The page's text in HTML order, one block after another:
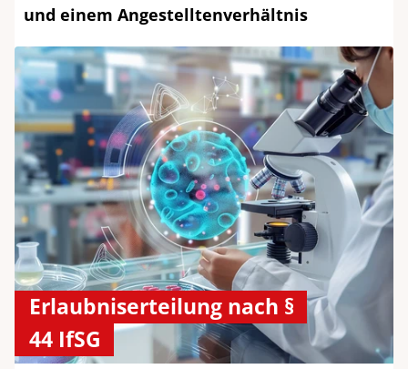
und einem Angestelltenverhältnis​
Erlaubniserteilung nach §
44 IfSG